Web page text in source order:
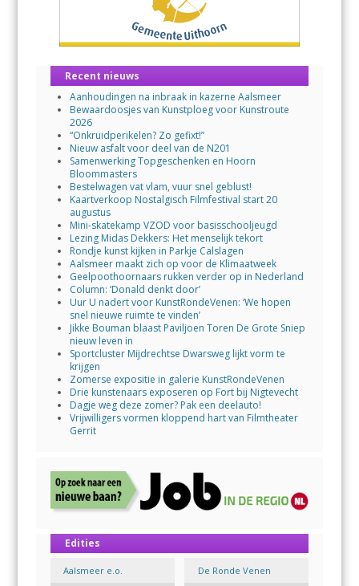
Recent nieuws
Aanhoudingen na inbraak in kazerne Aalsmeer
Bewaardoosjes van Kunstploeg voor Kunstroute
2026
“Onkruidperikelen? Zo gefixt!”
Nieuw asfalt voor deel van de N201
Samenwerking Topgeschenken en Hoorn
Bloommasters
Bestelwagen vat vlam, vuur snel geblust!
Kaartverkoop Nostalgisch Filmfestival start 20
augustus
Mini-skatekamp VZOD voor basisschooljeugd
Lezing Midas Dekkers: Het menselijk tekort
Rondje kunst kijken in Parkje Calslagen
Aalsmeer maakt zich op voor de Klimaatweek
Geelpoothoornaars rukken verder op in Nederland
Column: ‘Donald denkt door’
Uur U nadert voor KunstRondeVenen: ‘We hopen
snel nieuwe ruimte te vinden’
Jikke Bouman blaast Paviljoen Toren De Grote Sniep
nieuw leven in
Sportcluster Mijdrechtse Dwarsweg lijkt vorm te
krijgen
Zomerse expositie in galerie KunstRondeVenen
Drie kunstenaars exposeren op Fort bij Nigtevecht
Dagje weg deze zomer? Pak een deelauto!
Vrijwilligers vormen kloppend hart van Filmtheater
Gerrit
Edities
Aalsmeer e.o. De Ronde Venen